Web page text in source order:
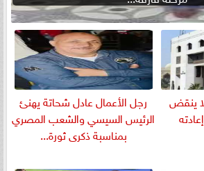
ينقض
رجل الأعمال عادل شحاتة يهنئ
الرئيس السيسي والشعب المصري
بمناسبة ذكرى ثورة...